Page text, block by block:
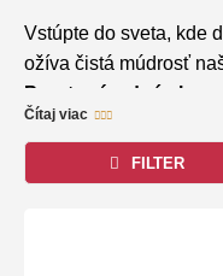
Vstúpte do sveta, kde
ožíva čistá múdrosť
Prostonárodné
najznámejšieho
Dobšinského, ktorú
je základným pilierom
Čítaj viac
FILTER